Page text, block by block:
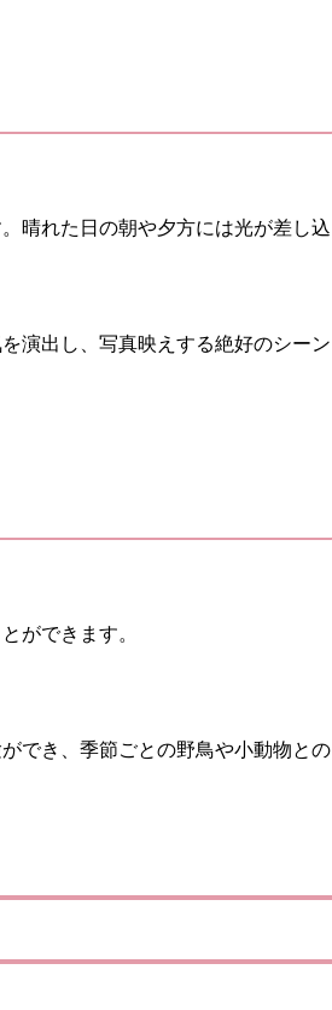
晴れた日の朝や夕方には光が差し込
演出し、写真映えする絶好のシーン
ができます。
でき、季節ごとの野鳥や小動物との